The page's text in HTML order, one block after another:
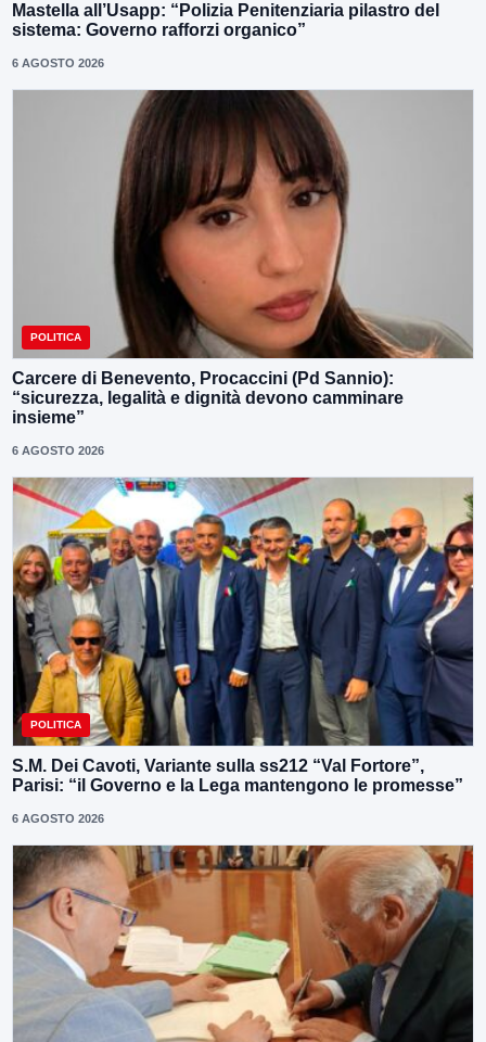
Mastella all’Usapp: “Polizia Penitenziaria pilastro del
sistema: Governo rafforzi organico”
6 AGOSTO 2026
POLITICA
Carcere di Benevento, Procaccini (Pd Sannio):
“sicurezza, legalità e dignità devono camminare
insieme”
6 AGOSTO 2026
POLITICA
S.M. Dei Cavoti, Variante sulla ss212 “Val Fortore”,
Parisi: “il Governo e la Lega mantengono le promesse”
6 AGOSTO 2026